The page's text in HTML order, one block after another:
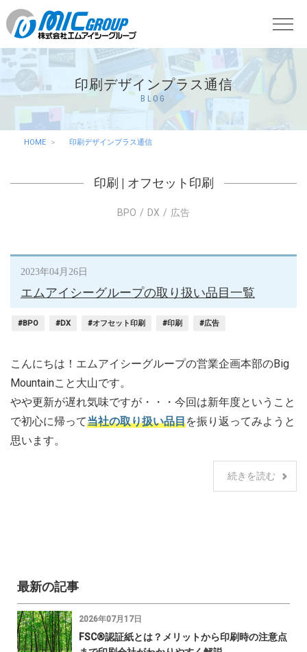
印刷デザインプラス通信
BLOG
HOME 印刷デザインプラス通信
印刷 | オフセット印刷
BPO DX 広告
2023年04月26日
エムアイシーグループの取り扱い品目一覧
#BPO #DX #オフセット印刷 #印刷 #広告
こんにちは！エムアイシーグループの営業企画本部のBig
Mountainこと大山です。
やや更新が遅れ気味ですが・・・今回は新年度ということ
で初心に帰って当社の取り扱い品目を振り返ってみようと
思います。
続きを読む
最新の記事
2026年07月17日
FSC®認証紙とは？メリットから印刷時の注意点